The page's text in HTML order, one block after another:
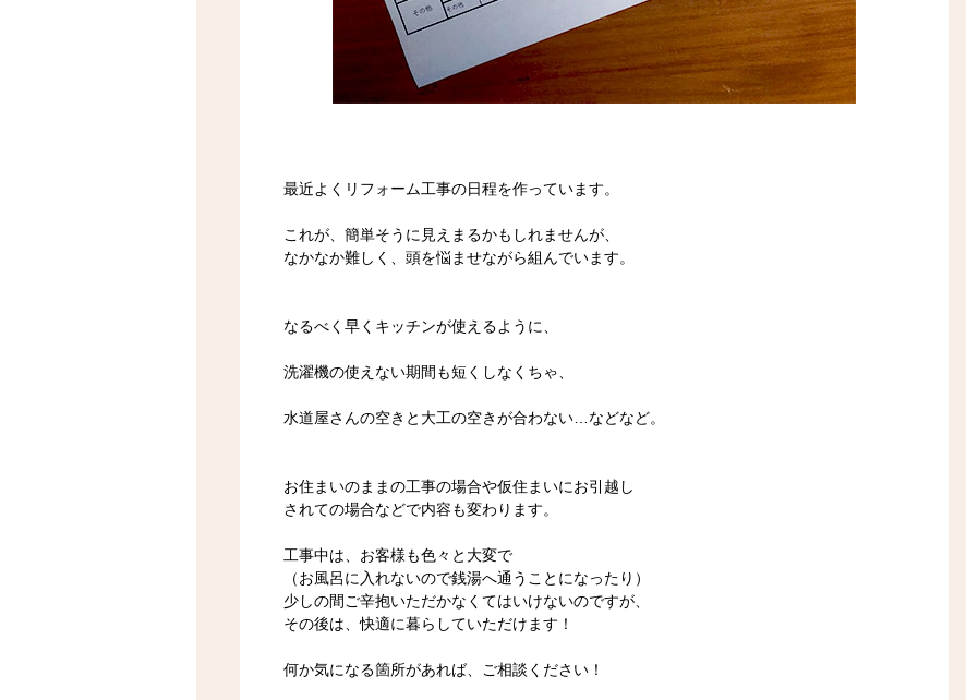
最近よくリフォーム工事の日程を作っています。
これが、簡単そうに見えまるかもしれませんが、
なかなか難しく、頭を悩ませながら組んでいます。
なるべく早くキッチンが使えるように、
洗濯機の使えない期間も短くしなくちゃ、
水道屋さんの空きと大工の空きが合わない…などなど。
お住まいのままの工事の場合や仮住まいにお引越し
されての場合などで内容も変わります。
工事中は、お客様も色々と大変で
（お風呂に入れないので銭湯へ通うことになったり）
少しの間ご辛抱いただかなくてはいけないのですが、
その後は、快適に暮らしていただけます！
何か気になる箇所があれば、ご相談ください！